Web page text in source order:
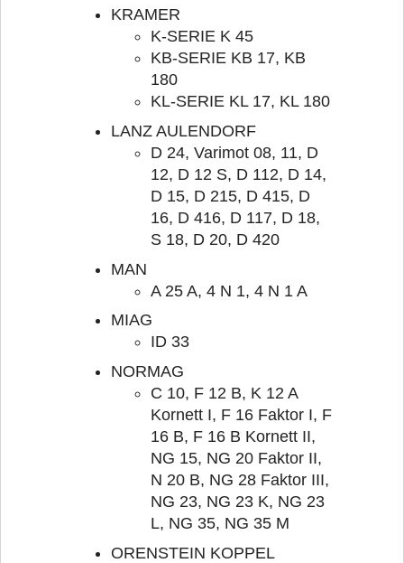
KRAMER
K-SERIE K 45
KB-SERIE KB 17, KB
180
KL-SERIE KL 17, KL 180
LANZ AULENDORF
D 24, Varimot 08, 11, D
12, D 12 S, D 112, D 14,
D 15, D 215, D 415, D
16, D 416, D 117, D 18,
S 18, D 20, D 420
MAN
A 25 A, 4 N 1, 4 N 1 A
MIAG
ID 33
NORMAG
C 10, F 12 B, K 12 A
Kornett I, F 16 Faktor I, F
16 B, F 16 B Kornett II,
NG 15, NG 20 Faktor II,
N 20 B, NG 28 Faktor III,
NG 23, NG 23 K, NG 23
L, NG 35, NG 35 M
ORENSTEIN KOPPEL